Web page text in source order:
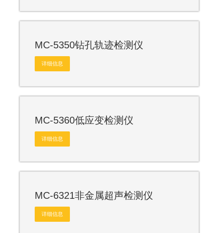
MC-5350钻孔轨迹检测仪
详细信息
MC-5360低应变检测仪
详细信息
MC-6321非金属超声检测仪
详细信息